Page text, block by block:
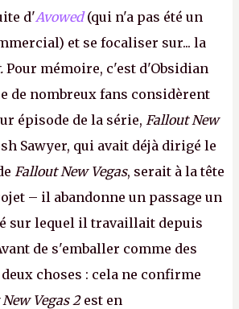
d'Avowed(qui n'a pas été un
et se focaliser sur... la
Pour mémoire, c'est d'Obsidian
de nombreux fans considèrent
épisode de la série, Fallout New
Sawyer, qui avait déjà dirigé le
Fallout New Vegas, serait à la tête
– il abandonne un passage un
sur lequel il travaillait depuis
de s'emballer comme des
choses : cela ne confirme
Vegas 2est en